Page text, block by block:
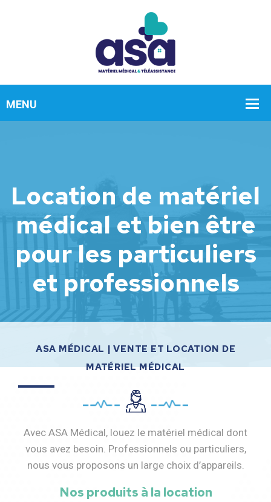
Location de matériel
médical et bien être
pour les particuliers
et professionnels
ASA MÉDICAL | VENTE ET LOCATION DE
MATÉRIEL MÉDICAL
Avec ASA Médical, louez le matériel médical dont
vous avez besoin. Professionnels ou particuliers,
nous vous proposons un large choix d’appareils.
Nos produits à la location